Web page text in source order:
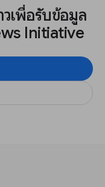
เพื่อรับข้อมูล
Initiative